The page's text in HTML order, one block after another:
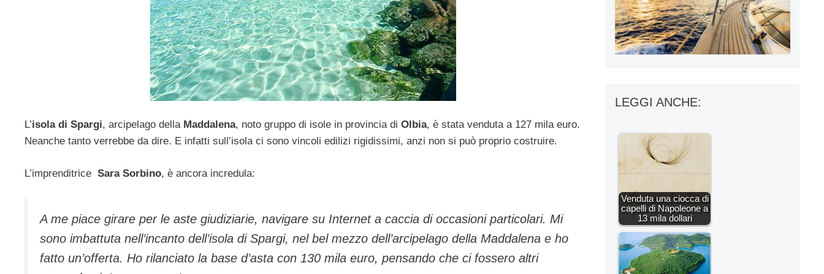
L’isola di Spargi, arcipelago della Maddalena, noto gruppo di isole in provincia di Olbia, è stata venduta a 127 mila euro.
Neanche tanto verrebbe da dire. E infatti sull’isola ci sono vincoli edilizi rigidissimi, anzi non si può proprio costruire.
L’imprenditrice Sara Sorbino, è ancora incredula:
A me piace girare per le aste giudiziarie, navigare su Internet a caccia di occasioni particolari. Mi
sono imbattuta nell’incanto dell’isola di Spargi, nel bel mezzo dell’arcipelago della Maddalena e ho
fatto un’offerta. Ho rilanciato la base d’asta con 130 mila euro, pensando che ci fossero altri
LEGGI ANCHE:
Venduta una ciocca di
capelli di Napoleone a
13 mila dollari